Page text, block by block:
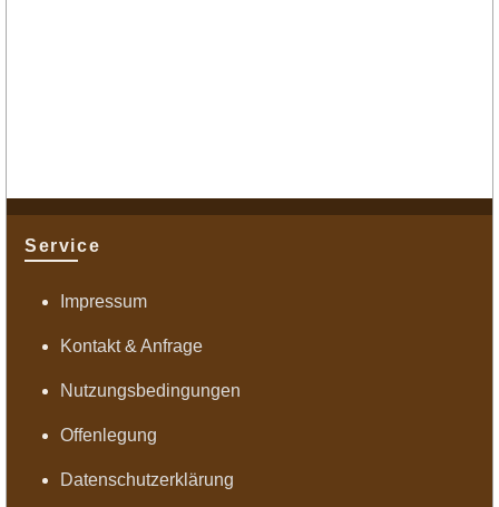
Service
Impressum
Kontakt & Anfrage
Nutzungsbedingungen
Offenlegung
Datenschutzerklärung